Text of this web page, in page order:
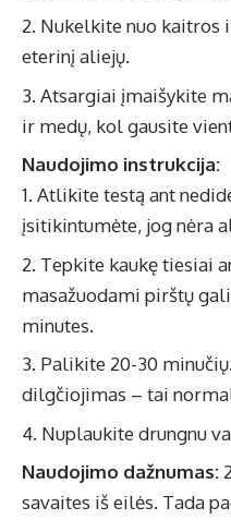
Nukelkite nuo kaitros
eterinį aliejų.
Atsargiai įmaišykite
ir medų, kol gausite
Naudojimo instrukcija:
Atlikite testą ant
įsitikintumėte, jog nėra
Tepkite kaukę tiesiai
masažuodami pirštų
minutes.
Palikite 20-30
dilgčiojimas – tai
Nuplaukite drungnu
Naudojimo dažnumas:
savaites iš eilės. Tada